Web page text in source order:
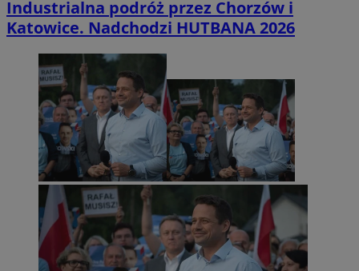
Industrialna podróż przez Chorzów i
Katowice. Nadchodzi HUTBANA 2026